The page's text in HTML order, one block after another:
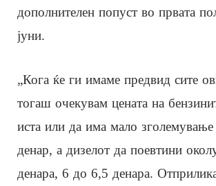
дополнителен попуст во првата
јуни.
„Кога ќе ги имаме предвид сите
тогаш очекувам цената на
иста или да има мало
денар, а дизелот да поевтини
денара, 6 до 6,5 денара.